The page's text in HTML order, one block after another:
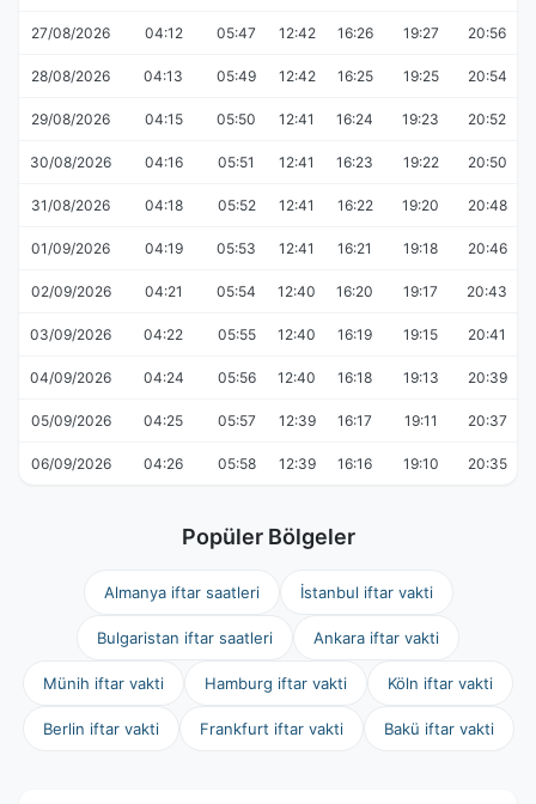
27/08/2026 04:12 05:47 12:42 16:26 19:27 20:56
28/08/2026 04:13 05:49 12:42 16:25 19:25 20:54
29/08/2026 04:15 05:50 12:41 16:24 19:23 20:52
30/08/2026 04:16 05:51 12:41 16:23 19:22 20:50
31/08/2026 04:18 05:52 12:41 16:22 19:20 20:48
01/09/2026 04:19 05:53 12:41 16:21 19:18 20:46
02/09/2026 04:21 05:54 12:40 16:20 19:17 20:43
03/09/2026 04:22 05:55 12:40 16:19 19:15 20:41
04/09/2026 04:24 05:56 12:40 16:18 19:13 20:39
05/09/2026 04:25 05:57 12:39 16:17 19:11 20:37
06/09/2026 04:26 05:58 12:39 16:16 19:10 20:35
Popüler Bölgeler
Almanya iftar saatleri İstanbul iftar vakti
Bulgaristan iftar saatleri Ankara iftar vakti
Münih iftar vakti Hamburg iftar vakti Köln iftar vakti
Berlin iftar vakti Frankfurt iftar vakti Bakü iftar vakti